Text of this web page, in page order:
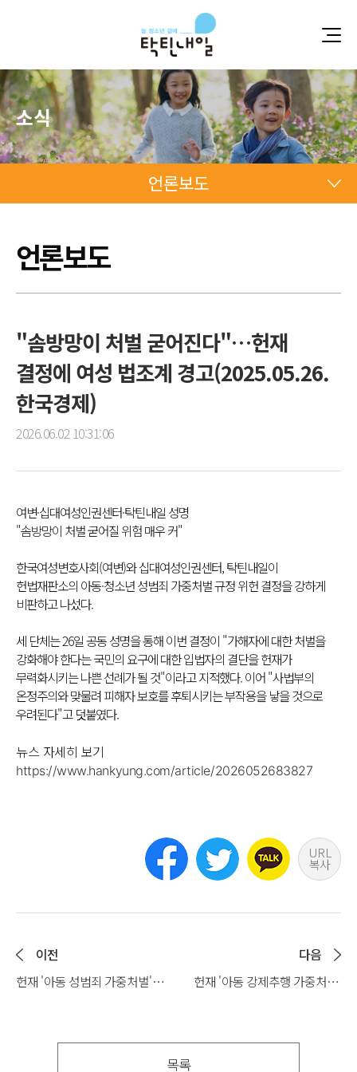
소식
언론보도
언론보도
언론보도
언론보도
"솜방망이 처벌 굳어진다"…헌재
결정에 여성 법조계 경고(2025.05.26.
한국경제)
2026.06.02 10:31:06
여변·십대여성인권센터·탁틴내일 성명
"솜방망이 처벌 굳어질 위험 매우 커"
한국여성변호사회(여변)와 십대여성인권센터, 탁틴내일이
헌법재판소의 아동·청소년 성범죄 가중처벌 규정 위헌 결정을 강하게
비판하고 나섰다.
세 단체는 26일 공동 성명을 통해 이번 결정이 "가해자에 대한 처벌을
강화해야 한다는 국민의 요구에 대한 입법자의 결단을 헌재가
무력화시키는 나쁜 선례가 될 것"이라고 지적했다. 이어 "사법부의
온정주의와 맞물려 피해자 보호를 후퇴시키는 부작용을 낳을 것으로
우려된다"고 덧붙였다.
뉴스 자세히 보기
https://www.hankyung.com/article/2026052683827
URL
복사
이전
헌재 '아동 성범죄 가중처벌'
다음
헌재 '아동 강제추행 가중처벌'
목록